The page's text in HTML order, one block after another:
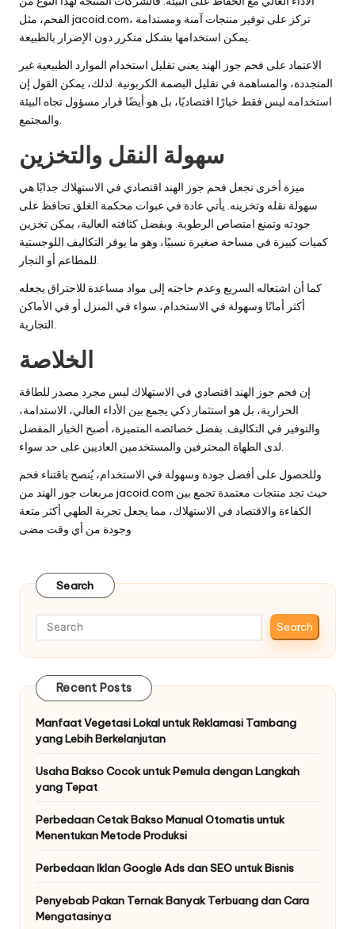
jacoid.com، تركز على توفير منتجات آمنة ومستدامة
يمكن استخدامها بشكل متكرر دون الإضرار بالطبيعة.
الاعتماد على فحم جوز الهند يعني تقليل استخدام الموارد الطبيعية غير
المتجددة، والمساهمة في تقليل البصمة الكربونية. لذلك، يمكن القول إن
استخدامه ليس فقط خيارًا اقتصاديًا، بل هو أيضًا قرار مسؤول تجاه البيئة
والمجتمع.
سهولة النقل والتخزين
ميزة أخرى تجعل فحم جوز الهند اقتصادي في الاستهلاك جذابًا هي
سهولة نقله وتخزينه. يأتي عادة في عبوات محكمة الغلق تحافظ على
جودته وتمنع امتصاص الرطوبة. وبفضل كثافته العالية، يمكن تخزين
كميات كبيرة في مساحة صغيرة نسبيًا، وهو ما يوفر التكاليف اللوجستية
للمطاعم أو التجار.
كما أن اشتعاله السريع وعدم حاجته إلى مواد مساعدة للاحتراق يجعله
أكثر أمانًا وسهولة في الاستخدام، سواء في المنزل أو في الأماكن
التجارية.
الخلاصة
إن فحم جوز الهند اقتصادي في الاستهلاك ليس مجرد مصدر للطاقة
الحرارية، بل هو استثمار ذكي يجمع بين الأداء العالي، الاستدامة،
والتوفير في التكاليف. بفضل خصائصه المتميزة، أصبح الخيار المفضل
لدى الطهاة المحترفين والمستخدمين العاديين على حد سواء.
وللحصول على أفضل جودة وسهولة في الاستخدام، يُنصح باقتناء فحم
jacoid.com
الكفاءة والاقتصاد في الاستهلاك، مما يجعل تجربة الطهي أكثر متعة
وجودة من أي وقت مضى
Search
Search
Recent Posts
Manfaat Vegetasi Lokal untuk Reklamasi Tambang
yang Lebih Berkelanjutan
Usaha Bakso Cocok untuk Pemula dengan Langkah
yang Tepat
Perbedaan Cetak Bakso Manual Otomatis untuk
Menentukan Metode Produksi
Perbedaan Iklan Google Ads dan SEO untuk Bisnis
Penyebab Pakan Ternak Banyak Terbuang dan Cara
Mengatasinya